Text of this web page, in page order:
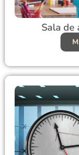
Sala de